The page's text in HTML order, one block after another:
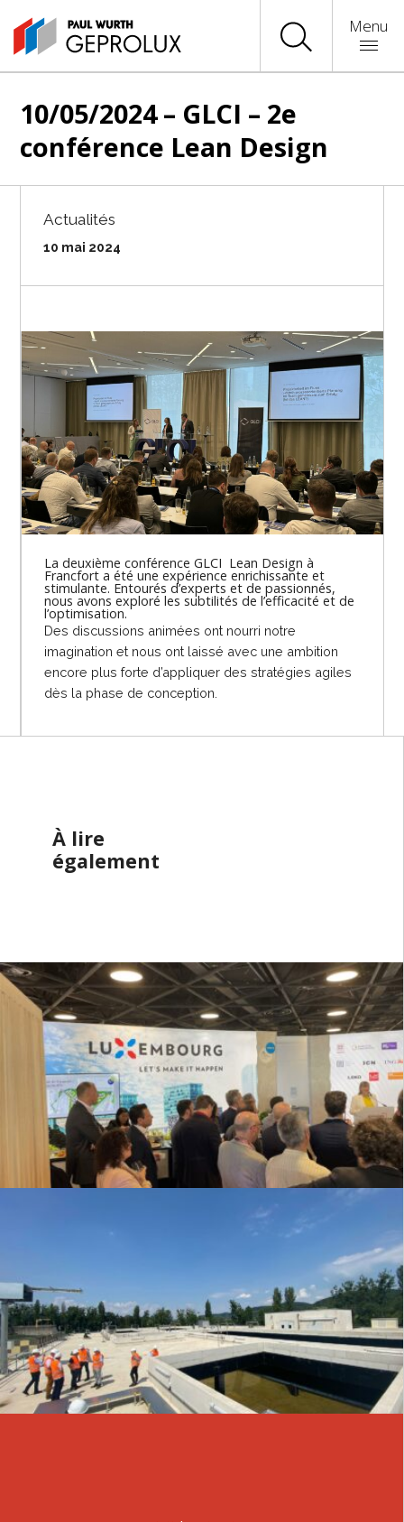
Menu
10/05/2024 – GLCI – 2e
conférence Lean Design
Actualités
10 mai 2024
La deuxième conférence GLCI Lean Design à
Francfort a été une expérience enrichissante et
stimulante. Entourés d’experts et de passionnés,
nous avons exploré les subtilités de l’efficacité et de
l’optimisation.
Des discussions animées ont nourri notre
imagination et nous ont laissé avec une ambition
encore plus forte d’appliquer des stratégies agiles
dès la phase de conception.
À lire
également